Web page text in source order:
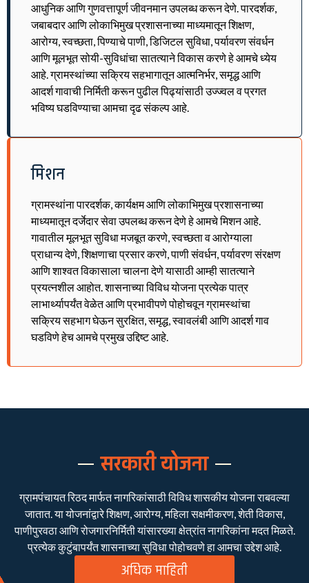
आधुनिक आणि गुणवत्तापूर्ण जीवनमान उपलब्ध करून देणे. पारदर्शक,
जबाबदार आणि लोकाभिमुख प्रशासनाच्या माध्यमातून शिक्षण,
आरोग्य, स्वच्छता, पिण्याचे पाणी, डिजिटल सुविधा, पर्यावरण संवर्धन
आणि मूलभूत सोयी-सुविधांचा सातत्याने विकास करणे हे आमचे ध्येय
आहे. ग्रामस्थांच्या सक्रिय सहभागातून आत्मनिर्भर, समृद्ध आणि
आदर्श गावाची निर्मिती करून पुढील पिढ्यांसाठी उज्ज्वल व प्रगत
भविष्य घडविण्याचा आमचा दृढ संकल्प आहे.
मिशन
ग्रामस्थांना पारदर्शक, कार्यक्षम आणि लोकाभिमुख प्रशासनाच्या
माध्यमातून दर्जेदार सेवा उपलब्ध करून देणे हे आमचे मिशन आहे.
गावातील मूलभूत सुविधा मजबूत करणे, स्वच्छता व आरोग्याला
प्राधान्य देणे, शिक्षणाचा प्रसार करणे, पाणी संवर्धन, पर्यावरण संरक्षण
आणि शाश्वत विकासाला चालना देणे यासाठी आम्ही सातत्याने
प्रयत्नशील आहोत. शासनाच्या विविध योजना प्रत्येक पात्र
लाभार्थ्यापर्यंत वेळेत आणि प्रभावीपणे पोहोचवून ग्रामस्थांचा
सक्रिय सहभाग घेऊन सुरक्षित, समृद्ध, स्वावलंबी आणि आदर्श गाव
घडविणे हेच आमचे प्रमुख उद्दिष्ट आहे.
सरकारी योजना
ग्रामपंचायत रिठद मार्फत नागरिकांसाठी विविध शासकीय योजना राबवल्या
जातात. या योजनांद्वारे शिक्षण, आरोग्य, महिला सक्षमीकरण, शेती विकास,
पाणीपुरवठा आणि रोजगारनिर्मिती यांसारख्या क्षेत्रांत नागरिकांना मदत मिळते.
प्रत्येक कुटुंबापर्यंत शासनाच्या सुविधा पोहोचवणे हा आमचा उद्देश आहे.
अधिक माहिती